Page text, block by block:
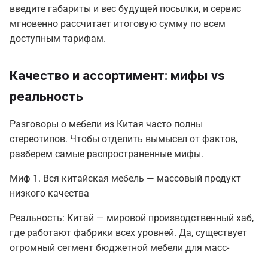
введите габариты и вес будущей посылки, и сервис
мгновенно рассчитает итоговую сумму по всем
доступным тарифам.
Качество и ассортимент: мифы vs
реальность
Разговоры о мебели из Китая часто полны
стереотипов. Чтобы отделить вымысел от фактов,
разберем самые распространенные мифы.
Миф 1. Вся китайская мебель — массовый продукт
низкого качества
Реальность: Китай — мировой производственный хаб,
где работают фабрики всех уровней. Да, существует
огромный сегмент бюджетной мебели для масс-